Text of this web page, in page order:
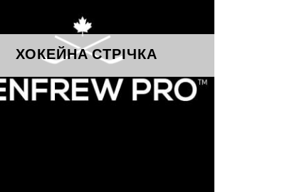
ХОКЕЙНА СТРІЧКА